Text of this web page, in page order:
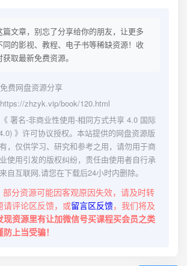
篇文章，别忘了分享给你的朋友，让更多
同的影视、教程、电子书等稀缺资源！收
取最新免费资源。
免费网盘资源分享
https://zhzyk.vip/book/120.html
《 署名-非商业性使用-相同方式共享 4.0 国际
》许可协议授权。本站提供的网盘资源版
，仅供学习、研究和参考之用，请勿用于商
使用引发的版权纠纷，责任由使用者自行承
自互联网,请您在下载后24小时内删除。
部分资源可能因客观原因失效，请及时转
请评论区反馈，或留言区反馈，我们将及
现资源里有让加微信号买课程买会员之类
上当受骗！